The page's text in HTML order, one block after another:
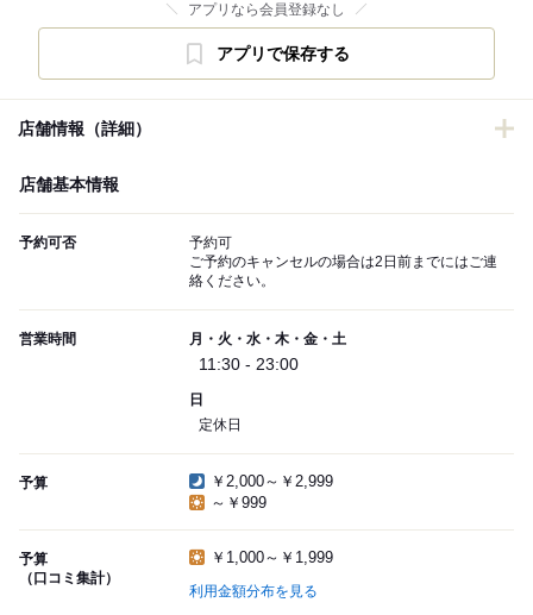
アプリなら会員登録なし
アプリで保存する
店舗情報（詳細）
店舗基本情報
予約可否
予約可
ご予約のキャンセルの場合は2日前までにはご連
絡ください。
営業時間 月・火・水・木・金・土
11:30 - 23:00
日
定休日
予算
￥2,000～￥2,999
～￥999
予算
（口コミ集計）
￥1,000～￥1,999
利用金額分布を見る